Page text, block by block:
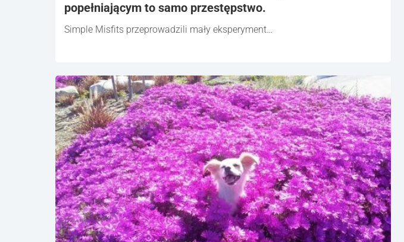
popełniającym to samo przestępstwo.
Simple Misfits przeprowadzili mały eksperyment…